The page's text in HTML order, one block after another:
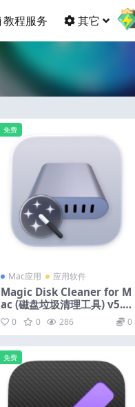
教程服务 其它
Mac应用 应用软件
Magic Disk Cleaner for M
ac (磁盘垃圾清理工具) v5.2.
0 激活版
免费
0 0 286 0
免费